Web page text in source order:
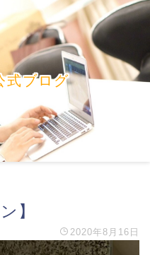
式ブログ
】
2020年8月16日